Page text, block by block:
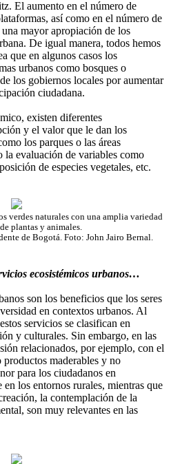
El aumento en el número de
así como en el número de
mayor apropiación de los
De igual manera, todos hemos
que en algunos casos los
urbanos como bosques o
los gobiernos locales por aumentar
ciudadana.
existen diferentes
y el valor que le dan los
los parques o las áreas
la evaluación de variables como
de especies vegetales, etc.
verdes naturales con una amplia variedad
plantas y animales.
de Bogotá. Foto: John Jairo Bernal.
ecosistémicos urbanos…
son los beneficios que los seres
en contextos urbanos. Al
servicios se clasifican en
y culturales. Sin embargo, en las
relacionados, por ejemplo, con el
productos maderables y no
para los ciudadanos en
los entornos rurales, mientras que
la contemplación de la
son muy relevantes en las